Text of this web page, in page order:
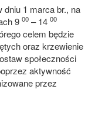
1 marca br., na
9 00 – 14 00
celem będzie
oraz krzewienie
społeczności
aktywność
przez